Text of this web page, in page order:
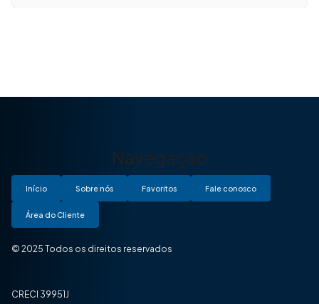
Navegação
Início Sobre nós Favoritos Fale conosco
Área do Cliente
© 2025 Todos os direitos reservados
CRECI 39951J